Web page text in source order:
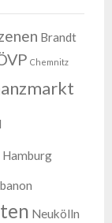
Brandt
Chemnitz
Hamburg
Neukölln